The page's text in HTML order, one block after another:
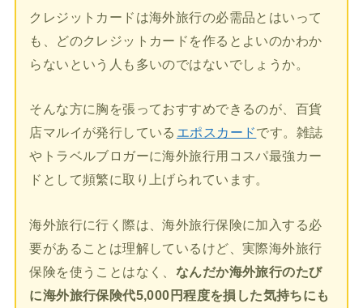
クレジットカードは海外旅行の必需品とはいって
も、どのクレジットカードを作るとよいのかわか
らないという人も多いのではないでしょうか。
そんな方に胸を張っておすすめできるのが、百貨
店マルイが発行している エポスカードです。雑誌
やトラベルブロガーに海外旅行用コスパ最強カー
ドとして頻繁に取り上げられています。
海外旅行に行く際は、海外旅行保険に加入する必
要があることは理解しているけど、実際海外旅行
保険を使うことはなく、 なんだか海外旅行のたび
に海外旅行保険代5,000円程度を損した気持ちにも